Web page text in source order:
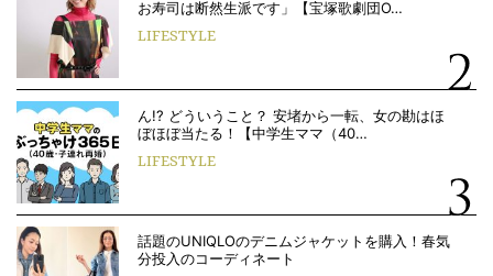
お寿司は断然生派です」【宝塚歌劇団O…
LIFESTYLE
ん!? どういうこと？ 安堵から一転、女の勘はほ
ぼほぼ当たる！【中学生ママ（40…
LIFESTYLE
話題のUNIQLOのデニムジャケットを購入！春気
分投入のコーディネート